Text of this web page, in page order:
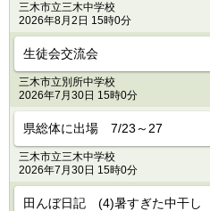
三木市立三木中学校
2026年8月2日 15時0分
生徒会交流会
三木市立別所中学校
2026年7月30日 15時0分
県総体に出場 7/23～27
三木市立三木中学校
2026年7月30日 15時0分
田んぼ日記 (4)暑すぎた中干し